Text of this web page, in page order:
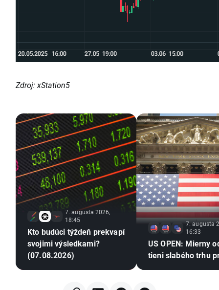
Zdroj: xStation5
7. augusta 2026,
18:45
Kto budúci týždeň prekvapí
svojimi výsledkami?
(07.08.2026)
7. augusta
16:33
US OPEN: Mierny
tieni slabého trhu